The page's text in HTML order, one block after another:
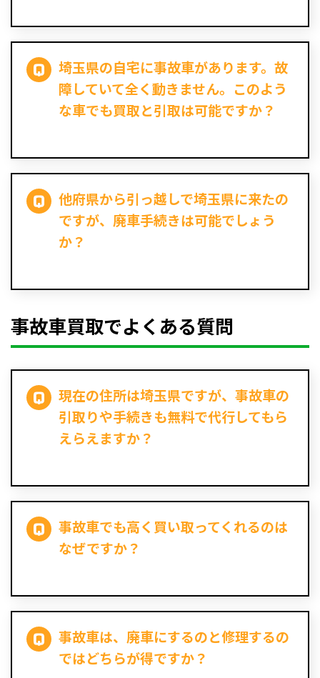
埼玉県の自宅に事故車があります。故
障していて全く動きません。このよう
な車でも買取と引取は可能ですか？
他府県から引っ越しで埼玉県に来たの
ですが、廃車手続きは可能でしょう
か？
事故車買取でよくある質問
現在の住所は埼玉県ですが、事故車の
引取りや手続きも無料で代行してもら
えらえますか？
事故車でも高く買い取ってくれるのは
なぜですか？
事故車は、廃車にするのと修理するの
ではどちらが得ですか？